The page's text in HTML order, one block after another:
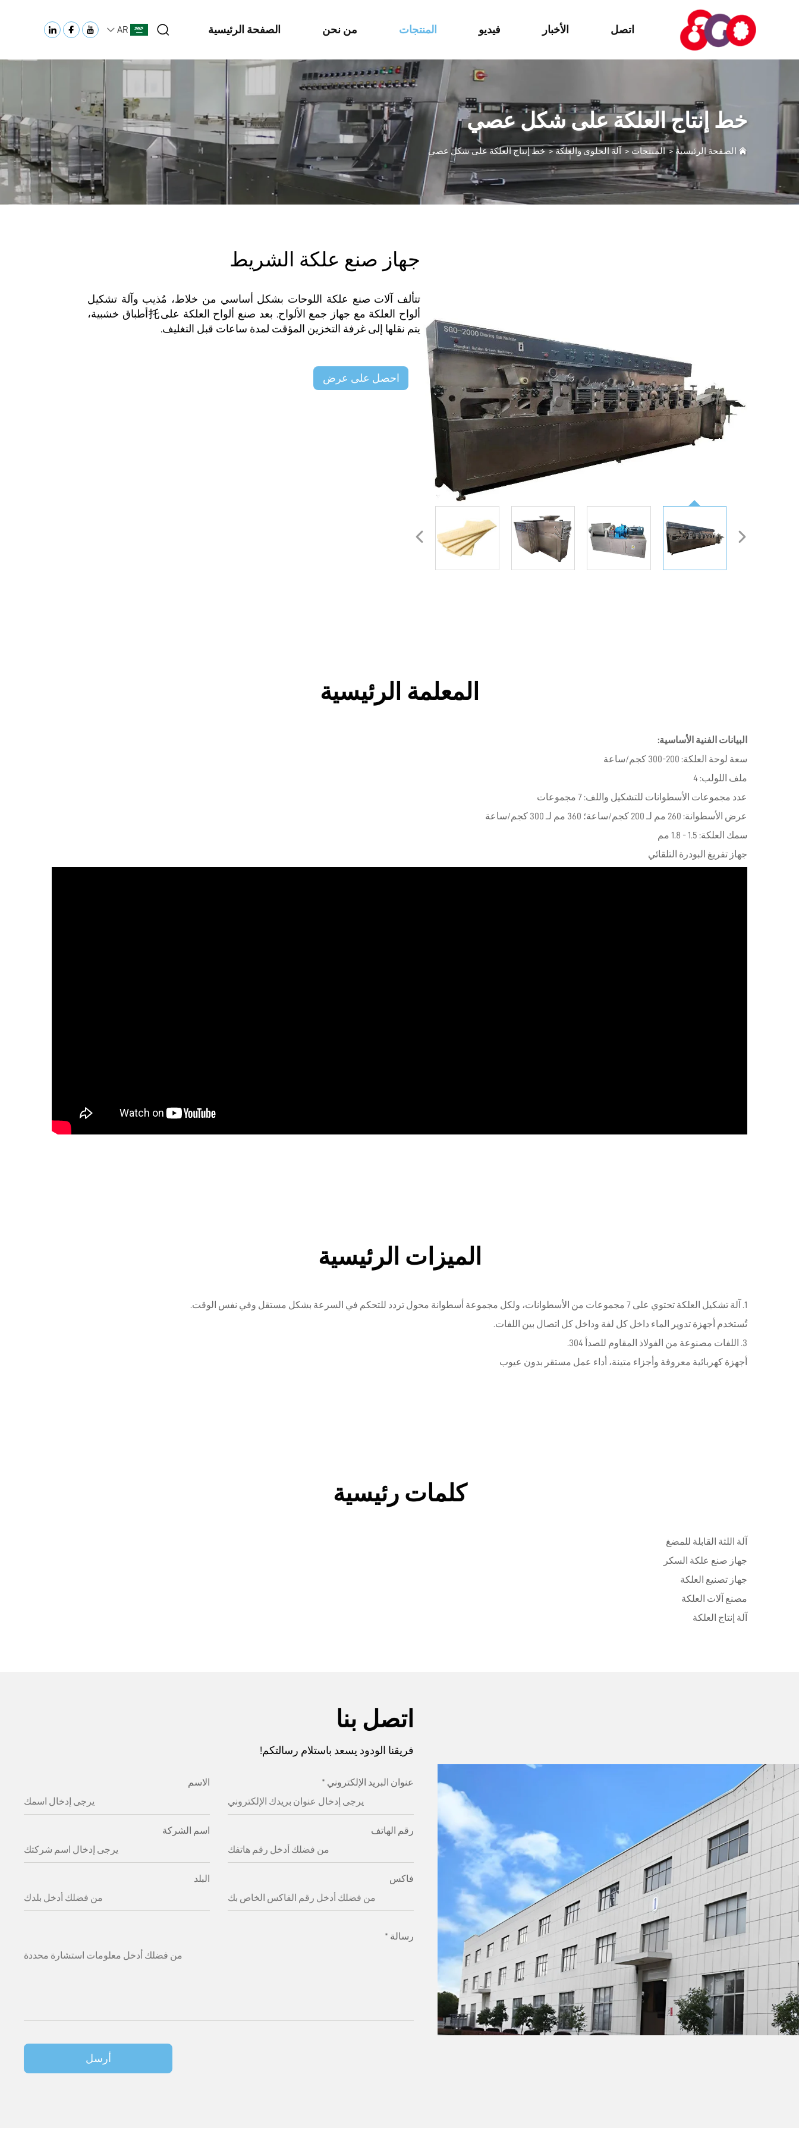
الصفحة الرئيسية من نحن المنتجات فيديو الأخبار اتصل AR
خط إنتاج العلكة على شكل عصي
الصفحة الرئيسية >المنتجات > آلة الحلوى والعلكة>خط إنتاج العلكة على شكل عصي
جهاز صنع علكة الشريط
تتألف آلات صنع علكة اللوحات بشكل أساسي من خلاط، مُذيب وآلة تشكيل
ألواح العلكة مع جهاز جمع الألواح. بعد صنع ألواح العلكة على托أطباق خشبية،
يتم نقلها إلى غرفة التخزين المؤقت لمدة ساعات قبل التغليف.
احصل على عرض
المعلمة الرئيسية
البيانات الفنية الأساسية:
سعة لوحة العلكة: 200-300 كجم/ساعة
ملف اللولب: 4
عدد مجموعات الأسطوانات للتشكيل واللف: 7 مجموعات
عرض الأسطوانة: 260 مم لـ 200 كجم/ساعة؛ 360 مم لـ 300 كجم/ساعة
سمك العلكة: 1.5 - 1.8 مم
جهاز تفريغ البودرة التلقائي
الميزات الرئيسية
1. آلة تشكيل العلكة تحتوي على 7 مجموعات من الأسطوانات، ولكل مجموعة أسطوانة محول تردد للتحكم في السرعة بشكل مستقل وفي نفس الوقت.
تُستخدم أجهزة تدوير الماء داخل كل لفة وداخل كل اتصال بين اللفات.
3. اللفات مصنوعة من الفولاذ المقاوم للصدأ 304.
أجهزة كهربائية معروفة وأجزاء متينة، أداء عمل مستقر بدون عيوب
كلمات رئيسية
آلة اللثة القابلة للمضغ
جهاز صنع علكة السكر
جهاز تصنيع العلكة
مصنع آلات العلكة
آلة إنتاج العلكة
اتصل بنا
فريقنا الودود يسعد باستلام رسالتكم!
عنوان البريد الإلكتروني * الاسم
رقم الهاتف اسم الشركة
فاكس البلد
رسالة *
أرسل